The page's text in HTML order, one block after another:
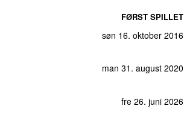
FØRST SPILLET
søn 16. oktober 2016
man 31. august 2020
fre 26. juni 2026